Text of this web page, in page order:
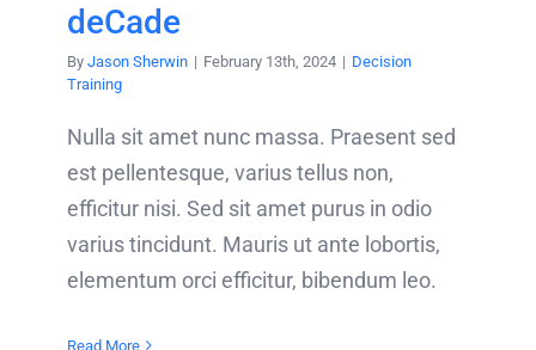
deCade
By Jason Sherwin | February 13th, 2024 | Decision
Training
Nulla sit amet nunc massa. Praesent sed
est pellentesque, varius tellus non,
efficitur nisi. Sed sit amet purus in odio
varius tincidunt. Mauris ut ante lobortis,
elementum orci efficitur, bibendum leo.
Read More